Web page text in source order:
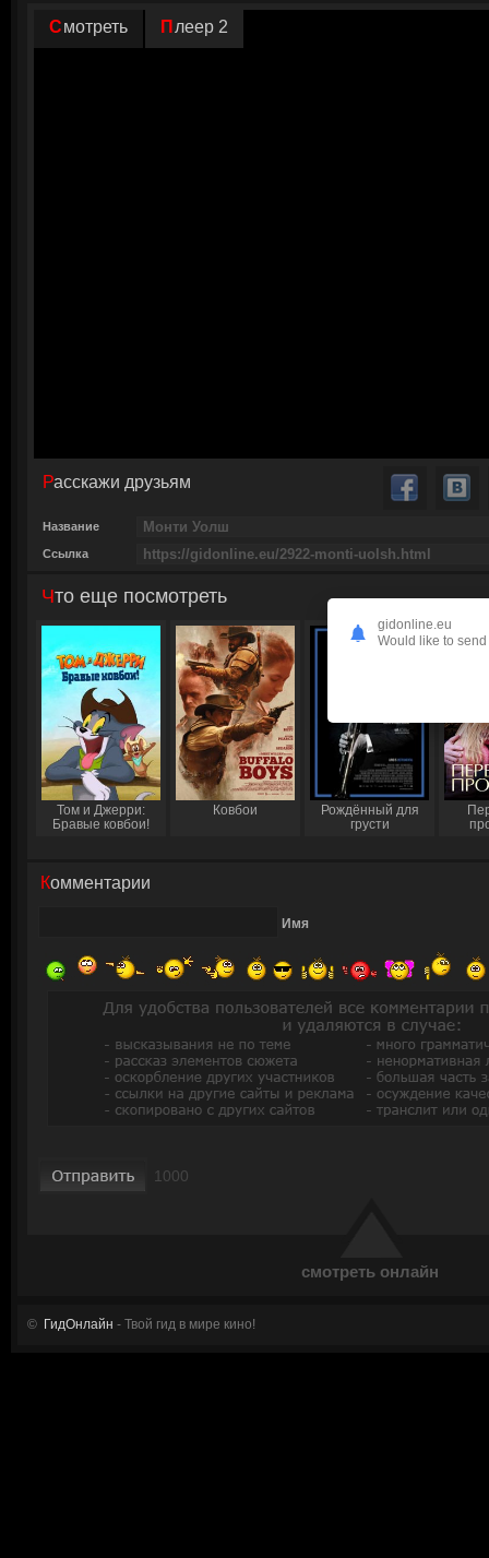
смотреть онлайн
Смотреть Плеер 2
Расскажи друзьям
Название
Ссылка
Что еще посмотреть
Том и Джерри:
Бравые ковбои!
Ковбои
Рождённый для
грусти
Комментарии
Имя
© ГидОнлайн - Твой гид в мире кино!
gidonline.eu
Would like to